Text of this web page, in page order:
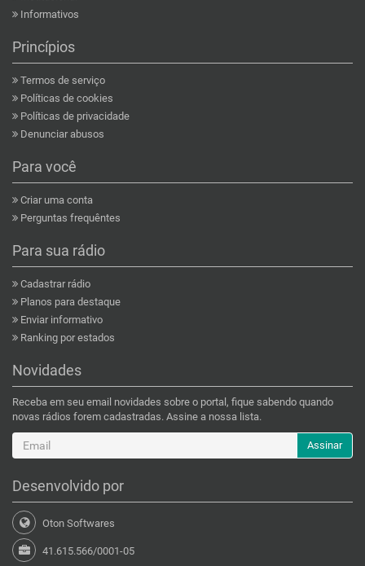
Informativos
Princípios
Termos de serviço
Políticas de cookies
Políticas de privacidade
Denunciar abusos
Para você
Criar uma conta
Perguntas frequêntes
Para sua rádio
Cadastrar rádio
Planos para destaque
Enviar informativo
Ranking por estados
Novidades
Receba em seu email novidades sobre o portal, fique sabendo quando
novas rádios forem cadastradas. Assine a nossa lista.
Assinar
Desenvolvido por
Oton Softwares
41.615.566/0001-05